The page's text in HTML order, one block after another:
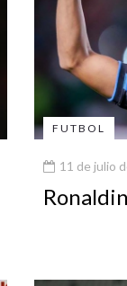
FUTBOL
11 de julio